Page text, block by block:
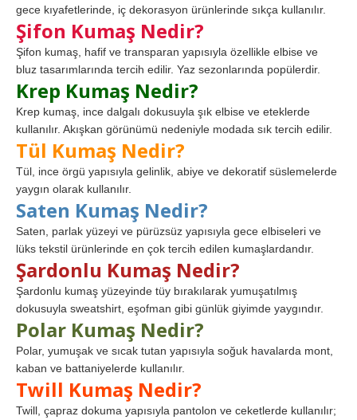
gece kıyafetlerinde, iç dekorasyon ürünlerinde sıkça kullanılır.
Şifon Kumaş Nedir?
Şifon kumaş, hafif ve transparan yapısıyla özellikle elbise ve
bluz tasarımlarında tercih edilir. Yaz sezonlarında popülerdir.
Krep Kumaş Nedir?
Krep kumaş, ince dalgalı dokusuyla şık elbise ve eteklerde
kullanılır. Akışkan görünümü nedeniyle modada sık tercih edilir.
Tül Kumaş Nedir?
Tül, ince örgü yapısıyla gelinlik, abiye ve dekoratif süslemelerde
yaygın olarak kullanılır.
Saten Kumaş Nedir?
Saten, parlak yüzeyi ve pürüzsüz yapısıyla gece elbiseleri ve
lüks tekstil ürünlerinde en çok tercih edilen kumaşlardandır.
Şardonlu Kumaş Nedir?
Şardonlu kumaş yüzeyinde tüy bırakılarak yumuşatılmış
dokusuyla sweatshirt, eşofman gibi günlük giyimde yaygındır.
Polar Kumaş Nedir?
Polar, yumuşak ve sıcak tutan yapısıyla soğuk havalarda mont,
kaban ve battaniyelerde kullanılır.
Twill Kumaş Nedir?
Twill, çapraz dokuma yapısıyla pantolon ve ceketlerde kullanılır;